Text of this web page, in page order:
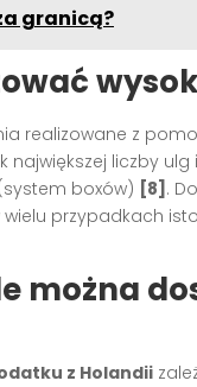
granicą?
realizowane z
liczby
boxów) [8] .
przypadkach
można
z Holandii